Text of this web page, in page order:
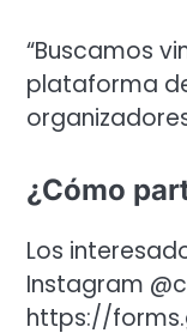
“Buscamos
plataforma
¿Cómo
Los
Instagram
https://